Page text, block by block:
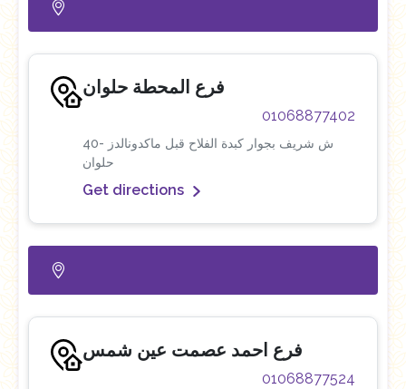
فرع المحطة حلوان
01068877402
40ش شريف بجوار كبدة الفلاح قبل ماكدونالدز -
حلوان
Get directions
فرع احمد عصمت عين شمس
01068877524